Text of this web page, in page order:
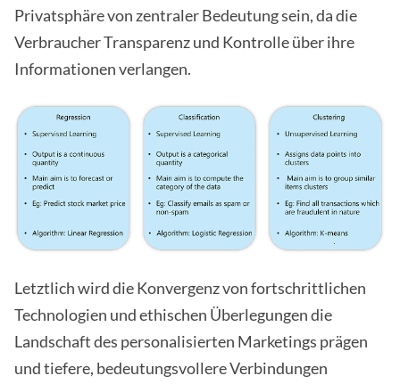
Privatsphäre von zentraler Bedeutung sein, da die
Verbraucher Transparenz und Kontrolle über ihre
Informationen verlangen.
Letztlich wird die Konvergenz von fortschrittlichen
Technologien und ethischen Überlegungen die
Landschaft des personalisierten Marketings prägen
und tiefere, bedeutungsvollere Verbindungen